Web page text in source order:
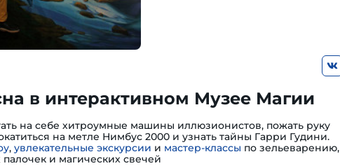
в интерактивном Музее Магии
на себе хитроумные машины иллюзионистов, пожать руку
на метле Нимбус 2000 и узнать тайны Гарри Гудини.
, увлекательные экскурсии и мастер-классы по зельеварению,
и магических свечей